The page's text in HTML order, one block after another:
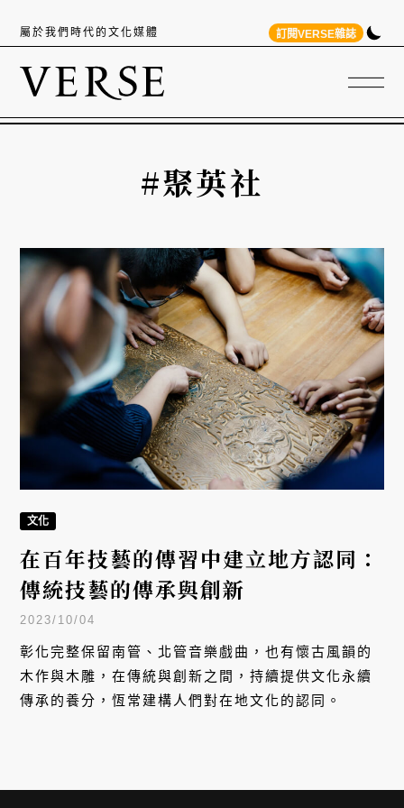
屬於我們時代的文化媒體 訂閱VERSE雜誌
#聚英社
文化
在百年技藝的傳習中建立地方認同：
傳統技藝的傳承與創新
2023/10/04
彰化完整保留南管、北管音樂戲曲，也有懷古風韻的
木作與木雕，在傳統與創新之間，持續提供文化永續
傳承的養分，恆常建構人們對在地文化的認同。